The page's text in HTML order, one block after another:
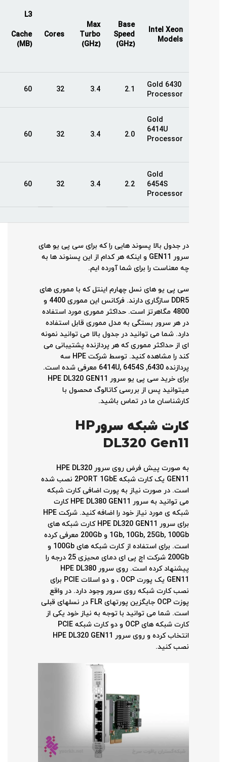
Intel Xeon
Models
Base
Speed
(GHz)
Max
Turbo
(GHz)
Cores
L3
Cache
(MB)
Gold 6430
Processor
2.1
3.4
32
60
Gold
6414U
Processor
2.0
3.4
32
60
Gold
6454S
Processor
2.2
3.4
32
60
در جدول بالا پسوند هایی را که برای سی پی یو های
سرور GEN11 و اینکه هر کدام از این پسنوند ها به
چه معناست را برای شما آورده ایم.
سی پی یو های نسل چهارم اینتل که با مموری های
DDR5 سازگاری دارند. فرکانس این مموری 4400 و
4800 مگاهرتز است. حداکثر مموری مورد استفاده
در هر سرور بستگی به مدل مموری قابل استفاده
دارد. شما می توانید در جدول بالا می توانید نمونه
ای از حداکثر مموری که هر پردازنده پشتیبانی می
کند را مشاهده کنید. توسط شرکت HPE سه
پردازنده 6430, 6414U, 6454S معرفی شده است.
برای خرید سی پی یو سرور HPE DL320 GEN11
میتوانید پس از بررسی کاتالوگ محصول با
کارشناسان ما در تماس باشید.
کارت شبکه سرورHP
DL320 Gen11
به صورت پیش فرض روی سرور HPE DL320
GEN11 یک کارت شبکه 2PORT 1GbE نصب شده
است. در صورت نیاز به پورت اضافی کارت شبکه
می توانید به سرور HPE DL380 GEN11 کارت
شبکه ی مورد نیاز خود را اضافه کنید. شرکت HPE
برای سرور HPE DL320 GEN11 کارت شبکه های
1Gb, 10Gb, 25Gb, 100Gb و 200Gb معرفی کرده
است. برای استفاده از کارت شبکه های 100Gb و
200Gb شرکت اچ پی ای دمای محیزی 25 درجه را
پیشنهاد کرده است. روی سرور HPE DL380
GEN11 یک پورت OCP ، و دو اسلات PCIE برای
نصب کارت شبکه روی سرور وجود دارد. در واقع
پوزت OCP جایگزین پورتهای FLR در نسلهای قبلی
است. شما می توانید با توجه به نیاز خود یکی از
کارت شبکه های OCP و دو کارت شبکه PCIE
انتخاب کرده و روی سرور HPE DL320 GEN11
نصب کنید.